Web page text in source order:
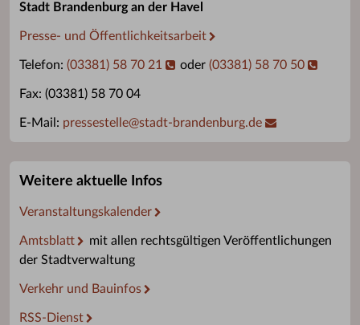
Stadt Brandenburg an der Havel
Presse- und Öffentlichkeitsarbeit
Telefon: (03381) 58 70 21 oder (03381) 58 70 50
Fax: (03381) 58 70 04
E-Mail: pressestelle@stadt-brandenburg.de
Weitere aktuelle Infos
Veranstaltungskalender
Amtsblatt
mit allen rechtsgültigen Veröffentlichungen
der Stadtverwaltung
Verkehr und Bauinfos
RSS-Dienst